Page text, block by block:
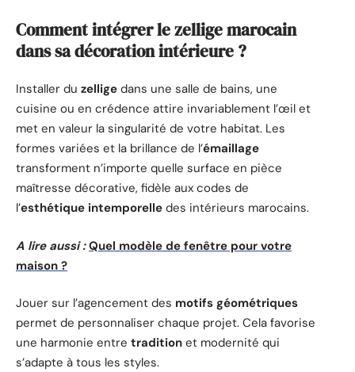
Comment intégrer le zellige marocain
dans sa décoration intérieure ?
Installer du zellige dans une salle de bains, une
cuisine ou en crédence attire invariablement l’œil et
met en valeur la singularité de votre habitat. Les
formes variées et la brillance de l’émaillage
transforment n’importe quelle surface en pièce
maîtresse décorative, fidèle aux codes de
l’esthétique intemporelle des intérieurs marocains.
A lire aussi : Quel modèle de fenêtre pour votre
maison ?
Jouer sur l’agencement des motifs géométriques
permet de personnaliser chaque projet. Cela favorise
une harmonie entre tradition et modernité qui
s’adapte à tous les styles.